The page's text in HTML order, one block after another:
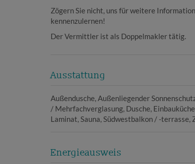
Zögern Sie nicht, uns für weitere
kennenzulernen!
Der Vermittler ist als Doppelmakler tätig.
Ausstattung
Außendusche Außenliegender
/ Mehrfachverglasung Dusche Einbauküche
Laminat Sauna Südwestbalkon / -terrasse
Energieausweis